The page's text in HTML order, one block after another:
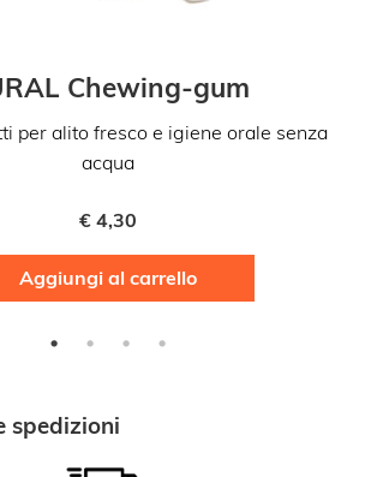
Chewing-gum
per alito fresco e igiene orale senza
acqua
€ 4,30
Aggiungi al carrello
spedizioni